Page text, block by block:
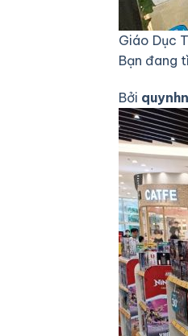
Giáo Dục
Bạn đang
Bởi